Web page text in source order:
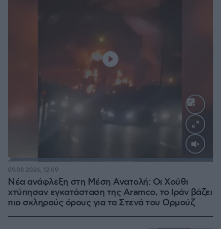
Νέα ανάφλεξη στη Μέση Ανατολή: Οι Χούθι
χτύπησαν εγκατάσταση της Aramco, το Ιράν βάζει
πιο σκληρούς όρους για τα Στενά του Ορμούζ
09.08.2026, 12:09